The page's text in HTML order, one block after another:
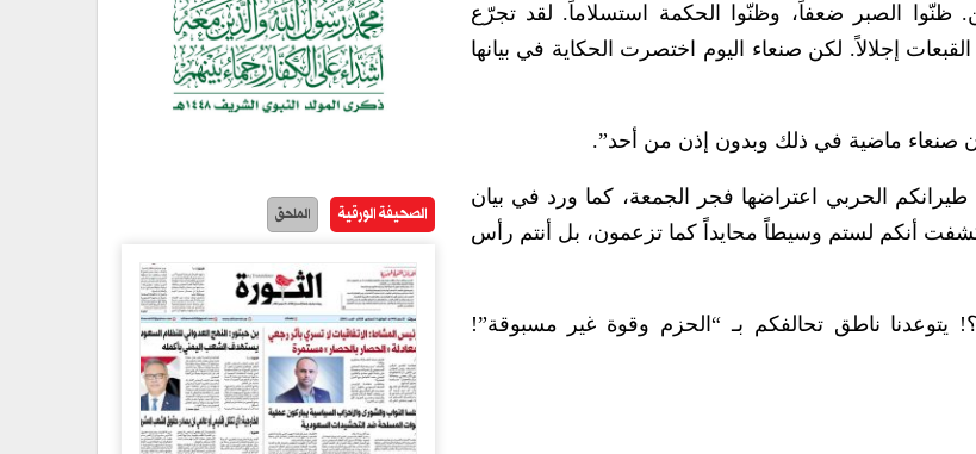
ظنّوا الصبر ضعفاً، وظنّوا الحكمة استسلاماً. لقد تجرّع
إجلالاً. لكن صنعاء اليوم اختصرت الحكاية في بيانها
صنعاء ماضية في ذلك وبدون إذن من أحد”.
الحربي اعتراضها فجر الجمعة، كما ورد في بيان
أنكم لستم وسيطاً محايداً كما تزعمون، بل أنتم رأس
يتوعدنا ناطق تحالفكم بـ “الحزم وقوة غير مسبوقة”!
الصحيفة الورقية الملحق